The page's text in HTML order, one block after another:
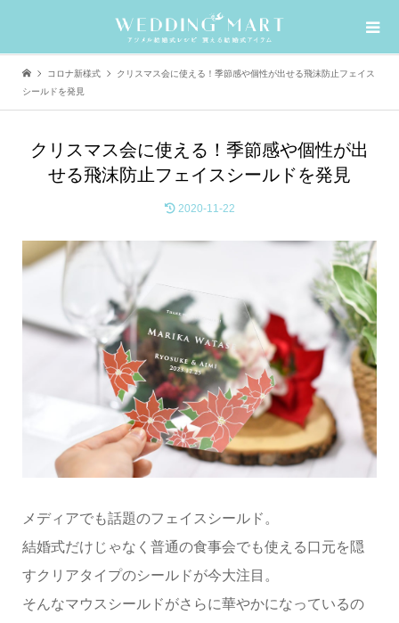
コロナ新様式
クリスマス会に使える！季節感や個性が出せる飛沫防止フェイス
シールドを発見
クリスマス会に使える！季節感や個性が出
せる飛沫防止フェイスシールドを発見
2020-11-22
メディアでも話題のフェイスシールド。
結婚式だけじゃなく普通の食事会でも使える口元を隠
すクリアタイプのシールドが今大注目。
そんなマウスシールドがさらに華やかになっているの